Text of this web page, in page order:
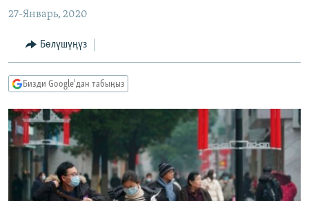
МАДАНИЯТ
ТВ ПРОГРАММАЛАР
БҮГҮН АЗАТТЫКТА
ДАНИСТЕ
ЭЖЕ-СИҢДИЛЕР
АЗАТТЫК+
ЫҢГАЙСЫЗ СУРООЛОР
ПОДКАСТ
Русский
ОНЛАЙН ШЕРИНЕ
27-Январь, 2020
Бөлүшүңүз
Бизди Google'дан табыңыз